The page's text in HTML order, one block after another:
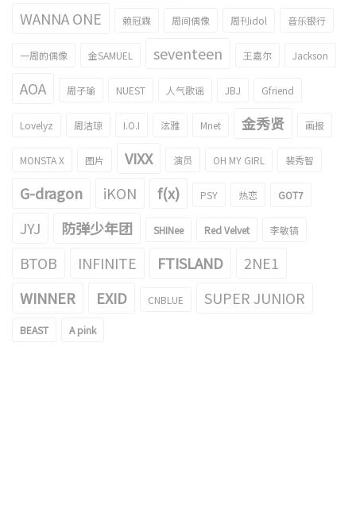
WANNA ONE 赖冠霖 周间偶像 周刊idol 音乐银行
一周的偶像 金SAMUEL seventeen 王嘉尔 Jackson
AOA 周子瑜 NUEST 人气歌谣 JBJ Gfriend
Lovelyz 周洁琼 I.O.I 泫雅 Mnet 金秀贤 画报
MONSTA X 图片 VIXX 演员 OH MY GIRL 裴秀智
G-dragon iKON f(x) PSY 热恋 GOT7
JYJ 防弹少年团 SHINee Red Velvet 李敏镐
BTOB INFINITE FTISLAND
2NE1
WINNER
EXID CNBLUE SUPER JUNIOR
BEAST A pink